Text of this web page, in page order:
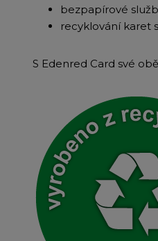
bezpapírové
recyklování karet
S Edenred Card své